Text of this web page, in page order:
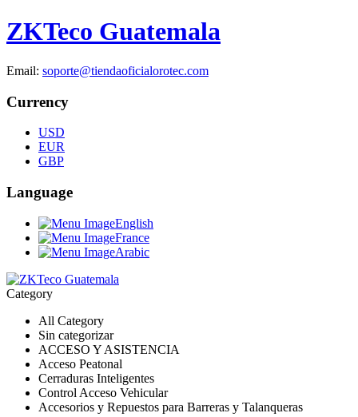
ZKTeco Guatemala
Email: soporte@tiendaoficialorotec.com
Currency
USD
EUR
GBP
Language
English
France
Arabic
Category
All Category
Sin categorizar
ACCESO Y ASISTENCIA
Acceso Peatonal
Cerraduras Inteligentes
Control Acceso Vehicular
Accesorios y Repuestos para Barreras y Talanqueras